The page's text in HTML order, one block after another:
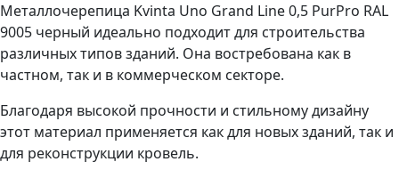
Металлочерепица Kvinta Uno Grand Line 0,5 PurPro RAL
9005 черный идеально подходит для строительства
различных типов зданий. Она востребована как в
частном, так и в коммерческом секторе.
Благодаря высокой прочности и стильному дизайну
этот материал применяется как для новых зданий, так и
для реконструкции кровель.